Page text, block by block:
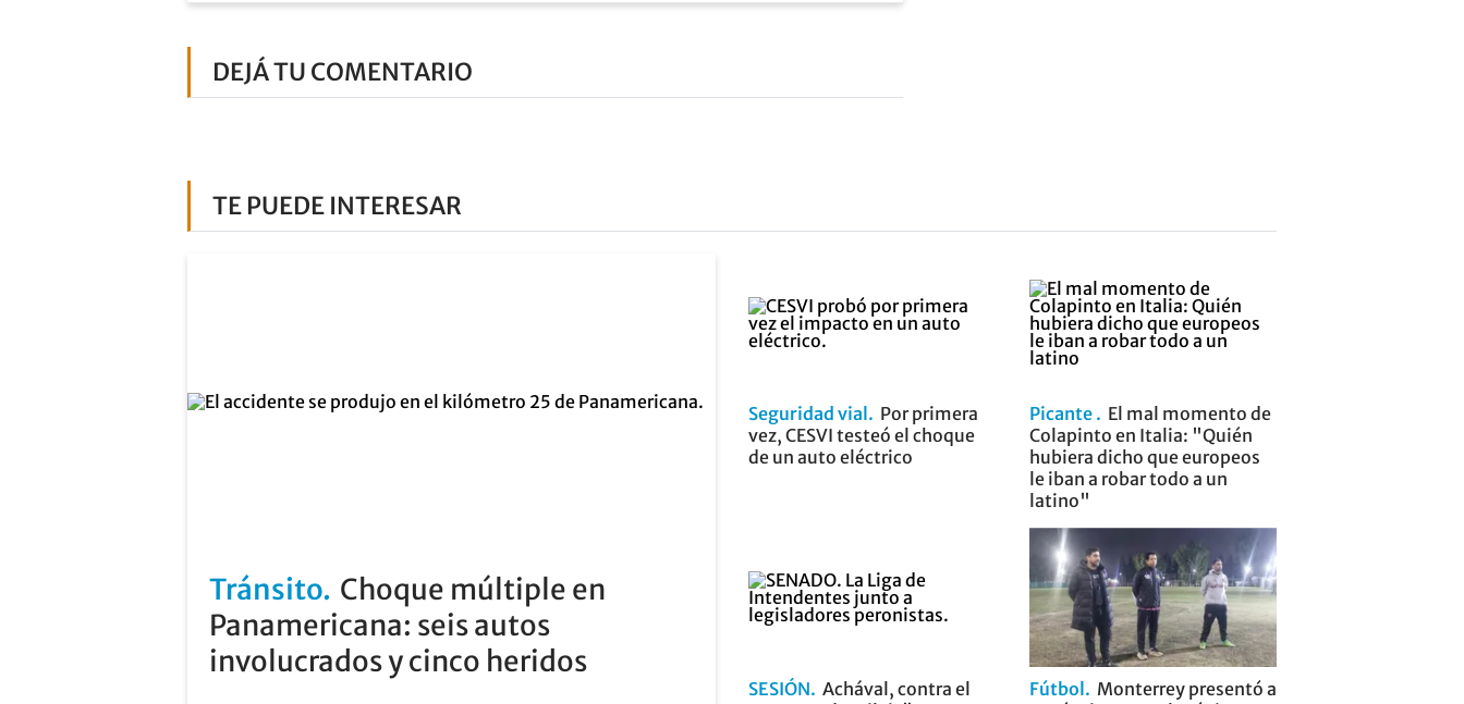
DEJÁ TU COMENTARIO
TE PUEDE INTERESAR
Tránsito Choque múltiple en
Panamericana: seis autos
involucrados y cinco heridos
Seguridad vial
Por primera
vez, CESVI testeó el choque
de un auto eléctrico
Picante
El mal momento de
Colapinto en Italia: "Quién
hubiera dicho que europeos
le iban a robar todo a un
latino"
SESIÓN Achával, contra el
Fútbol
Monterrey presentó a